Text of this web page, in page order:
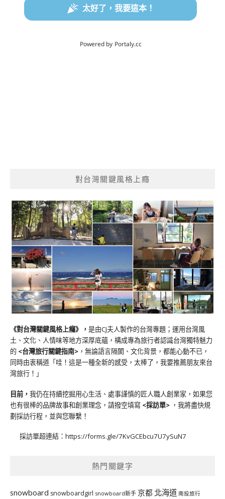
對台灣關鍵風格上癮
《對台灣關鍵風格上癮》 ， 是由CJ夫人製作的台灣專題；運用台灣風
土、文化、人情味等地方深厚底蘊，構成專為旅行者認識台灣獨特魅力
的 <台灣旅行關鍵指南> ，無論語言隔閡、文化背景，都能心動不已，
同時由衷稱道「哇！這是一種全新的感受，太棒了，我要推薦朋友來台
灣旅行！」
目前， 我仍在持續挖掘用心生活、處事謹慎的匠人職人創業家，如果您
也有很棒的品牌故事和創業理念，請撥空填寫 <採訪單> ，我將盡快規
劃採訪行程，並與您聯繫！
採訪單超連結： https://forms.gle/7KvGCEbcu7U7ySuN7
熱門關鍵字
snowboard snowboardgirl snowboard新手 京都 北海道 南投旅行